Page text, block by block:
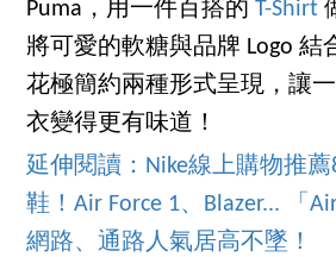
Puma，用一件百搭的T-Shirt
將可愛的軟糖與品牌 Logo 結
花極簡約兩種形式呈現，讓
衣變得更有味道！
延伸閱讀：Nike線上購物推
鞋！Air Force 1、Blazer... 「
網路、通路人氣居高不墜！